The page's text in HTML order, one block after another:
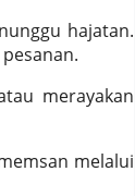
hajatan.
merayakan
melalui